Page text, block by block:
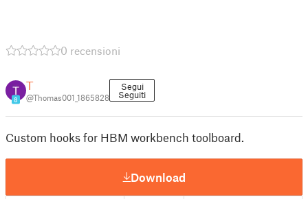
0 recensioni
8
T
@Thomas001_1865828
Segui
Seguiti
Custom hooks for HBM workbench toolboard.
Download